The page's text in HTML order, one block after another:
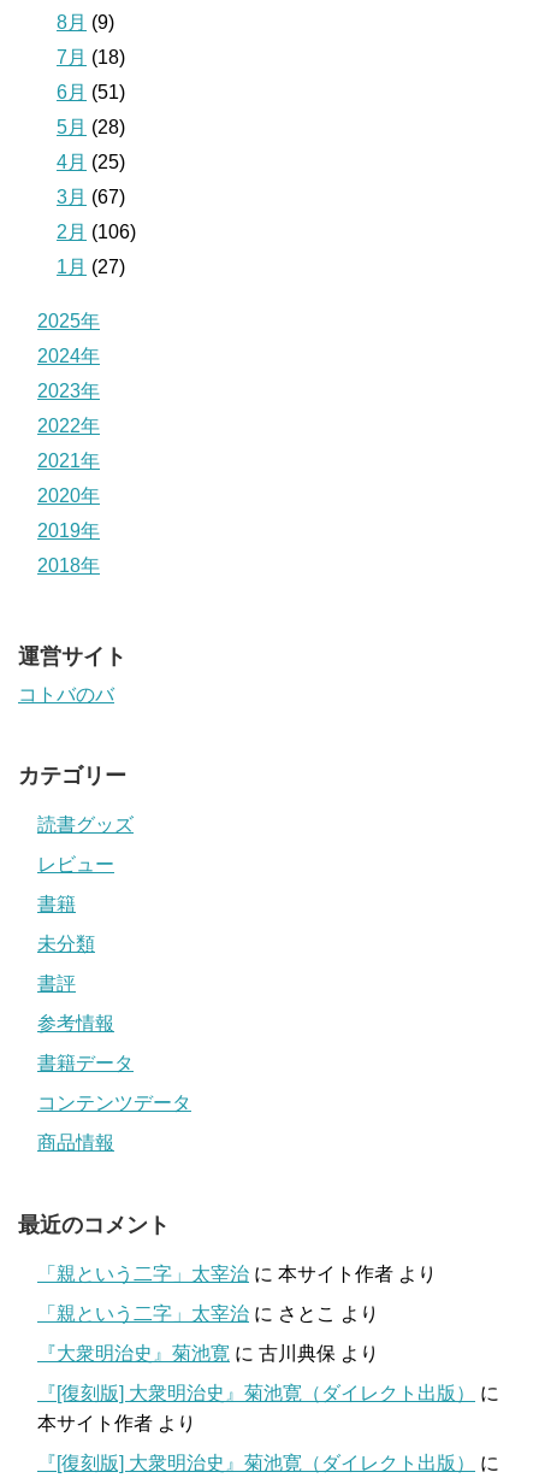
8月 (9)
7月 (18)
6月 (51)
5月 (28)
4月 (25)
3月 (67)
2月 (106)
1月 (27)
2025年
2024年
2023年
2022年
2021年
2020年
2019年
2018年
運営サイト
コトバのバ
カテゴリー
読書グッズ
レビュー
書籍
未分類
書評
参考情報
書籍データ
コンテンツデータ
商品情報
最近のコメント
「親という二字」太宰治 に 本サイト作者 より
「親という二字」太宰治 に さとこ より
『大衆明治史』菊池寛 に 古川典保 より
『[復刻版] 大衆明治史』菊池寛（ダイレクト出版）
に
本サイト作者 より
『[復刻版] 大衆明治史』菊池寛（ダイレクト出版）
に